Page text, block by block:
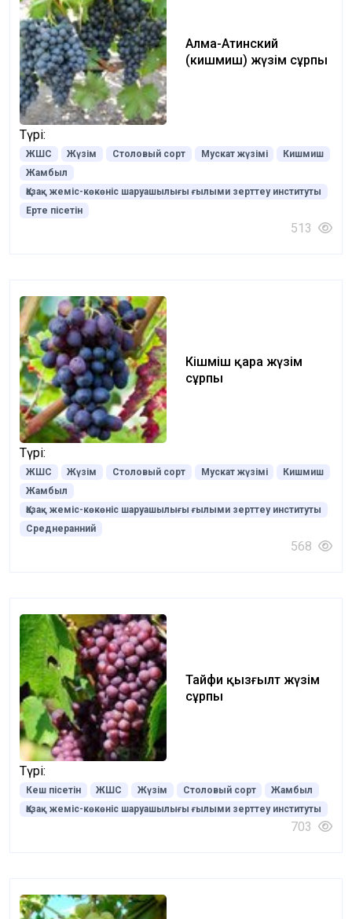
Алма-Атинский
(кишмиш) жүзім сұрпы
Түрі:
ЖШС Жүзім Столовый сорт Мускат жүзімі
Кишмиш
Жамбыл
Қазақ жеміс-көкөніс шаруашылығы ғылыми зерттеу институты
Ерте пісетін
513
Кішміш қара жүзім
сұрпы
Түрі:
ЖШС Жүзім Столовый сорт Мускат жүзімі
Кишмиш
Жамбыл
Қазақ жеміс-көкөніс шаруашылығы ғылыми зерттеу институты
Среднеранний
568
Тайфи қызғылт жүзім
сұрпы
Түрі:
Кеш пісетін ЖШС Жүзім Столовый сорт
Жамбыл
Қазақ жеміс-көкөніс шаруашылығы ғылыми зерттеу институты
703